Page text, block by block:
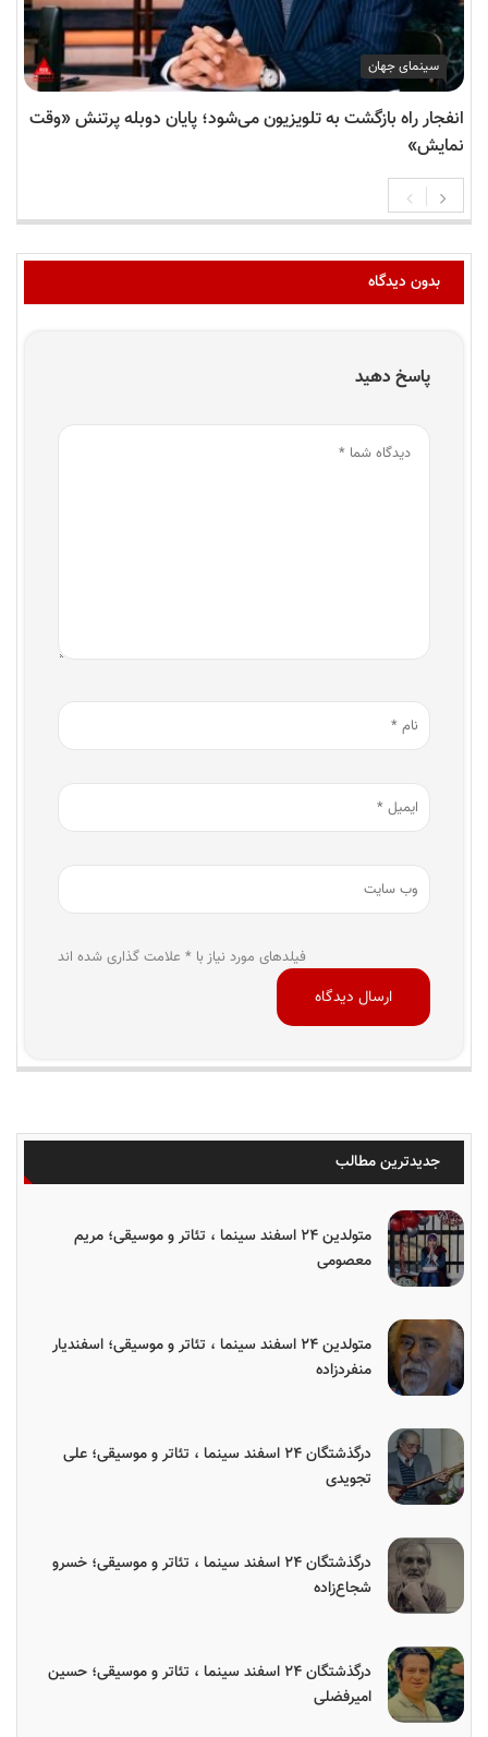
سینمای جهان
انفجار راه بازگشت به تلویزیون می‌شود؛ پایان دوبله پرتنش «وقت
نمایش»
بدون دیدگاه
پاسخ دهید
فیلدهای مورد نیاز با * علامت گذاری شده اند
جدیدترین مطالب
متولدین ۲۴ اسفند سینما ، تئاتر و موسیقی؛ مریم
معصومی
متولدین ۲۴ اسفند سینما ، تئاتر و موسیقی؛ اسفندیار
منفردزاده
درگذشتگان ۲۴ اسفند سینما ، تئاتر و موسیقی؛ علی
تجویدی
درگذشتگان ۲۴ اسفند سینما ، تئاتر و موسیقی؛ خسرو
شجاع‌زاده
درگذشتگان ۲۴ اسفند سینما ، تئاتر و موسیقی؛ حسین
امیرفضلی